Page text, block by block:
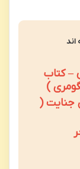
اند
– کتاب
)
جنایت (